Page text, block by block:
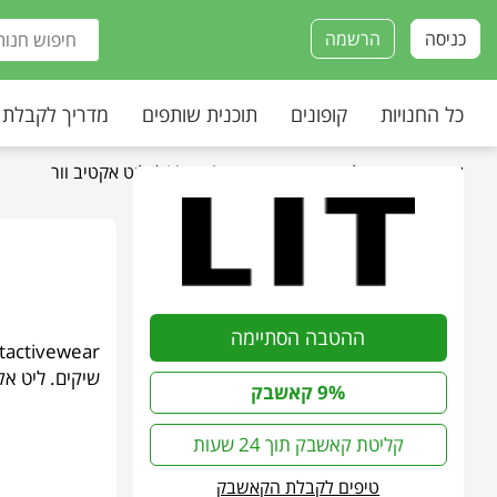
הרשמה כניסה
כל החנויות קופונים תוכנית שותפים מדריך
עמוד הבית כל החנויות Litactivewear | ליט אקטיב וור
ההטבה הסתיימה
9% קאשבק
קליטת קאשבק תוך 24 שעות
טיפים לקבלת הקאשבק
שיקים. ליט